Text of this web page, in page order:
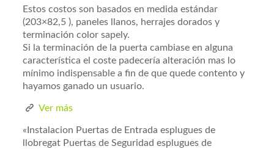
Estos costos son basados en medida estándar
(203×82,5 ), paneles llanos, herrajes dorados y
terminación color sapely.
Si la terminación de la puerta cambiase en alguna
característica el coste padecería alteración mas lo
mínimo indispensable a fin de que quede contento y
hayamos ganado un usuario.
Ver más
«Instalacion Puertas de Entrada esplugues de
llobregat Puertas de Seguridad esplugues de